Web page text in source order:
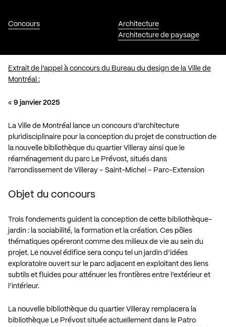
Concours
Architecture
Architecture de paysage
Extrait de l’appel à concours du Bureau du design de la Ville de
Montréal :
« 9 janvier 2025
La Ville de Montréal lance un concours d’architecture
pluridisciplinaire pour la conception du projet de construction de
la nouvelle bibliothèque du quartier Villeray ainsi que le
réaménagement du parc Le Prévost, situés dans
l’arrondissement de Villeray – Saint-Michel – Parc-Extension
Objet du concours
Trois fondements guident la conception de cette bibliothèque-
jardin : la sociabilité, la formation et la création. Ces pôles
thématiques opéreront comme des milieux de vie au sein du
projet. Le nouvel édifice sera conçu tel un jardin d’idées
exploratoire ouvert sur le parc adjacent en exploitant des liens
subtils et fluides pour atténuer les frontières entre l’extérieur et
l’intérieur.
La nouvelle bibliothèque du quartier Villeray remplacera la
bibliothèque Le Prévost située actuellement dans le Patro